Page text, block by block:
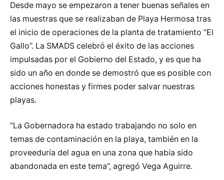
Desde mayo se empezaron a tener buenas señales en
las muestras que se realizaban de Playa Hermosa tras
el inicio de operaciones de la planta de tratamiento “El
Gallo”. La SMADS celebró el éxito de las acciones
impulsadas por el Gobierno del Estado, y es que ha
sido un año en donde se demostró que es posible con
acciones honestas y firmes poder salvar nuestras
playas.
“La Gobernadora ha estado trabajando no solo en
temas de contaminación en la playa, también en la
proveeduría del agua en una zona que había sido
abandonada en este tema”, agregó Vega Aguirre.